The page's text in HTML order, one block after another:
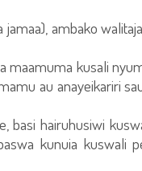
ambako
maamuma kusali
au anayeikariri
basi hairuhusiwi
kunuia kuswali